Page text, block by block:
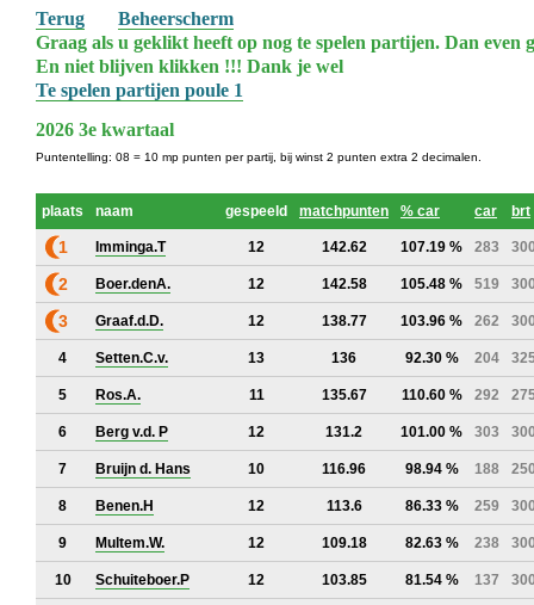
Terug
Beheerscherm
Graag als u geklikt heeft op nog te spelen partijen. Dan even
En niet blijven klikken !!! Dank je wel
Te spelen partijen poule 1
2026 3e kwartaal
Puntentelling: 08 = 10 mp punten per partij, bij winst 2 punten extra 2 decimalen.
plaats naam gespeeld matchpunten % car car brt
1 Imminga.T 12 142.62 107.19 % 283
2 Boer.denA. 12 142.58 105.48 % 519
3 Graaf.d.D. 12 138.77 103.96 % 262
4 Setten.C.v. 13 136 92.30 % 204
5 Ros.A. 11 135.67 110.60 % 292
6 Berg v.d. P 12 131.2 101.00 % 303
7 Bruijn d. Hans 10 116.96 98.94 % 188
8 Benen.H 12 113.6 86.33 % 259
9 Multem.W. 12 109.18 82.63 % 238
10 Schuiteboer.P 12 103.85 81.54 % 137